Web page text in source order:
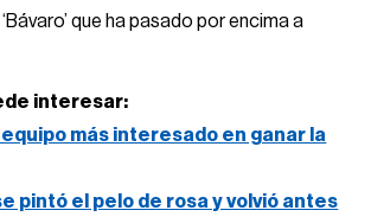
que ha pasado por encima a
interesar:
más interesado en ganar la
pintó el pelo de rosa y volvió antes